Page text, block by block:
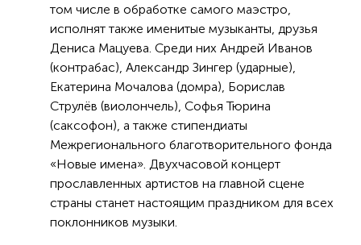
том числе в обработке самого маэстро,
исполнят также именитые музыканты, друзья
Дениса Мацуева. Среди них Андрей Иванов
(контрабас), Александр Зингер (ударные),
Екатерина Мочалова (домра), Борислав
Струлёв (виолончель), Софья Тюрина
(саксофон), а также стипендиаты
Межрегионального благотворительного фонда
«Новые имена». Двухчасовой концерт
прославленных артистов на главной сцене
страны станет настоящим праздником для всех
поклонников музыки.